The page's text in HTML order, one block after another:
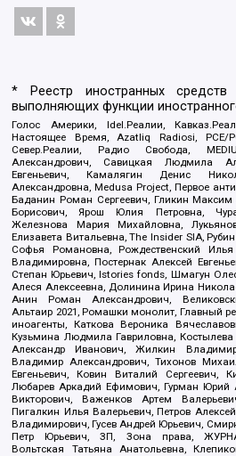
* Реестр иностранных средств
выполняющих функции
Голос Америки, Idel.Реалии,
Настоящее Время, Azatliq Radiosi, PCE/
Север.Реалии, Радио Свобода,
Александрович, Савицкая Людмила
Евгеньевич, Камалягин Денис
Александровна, Medusa Project, Первое
Баданин Роман Сергеевич, Гликин
Борисович, Ярош Юлия Петровна,
Железнова Мария Михайловна,
Елизавета Витальевна, The Insider SIA,
Софья Романовна, Рождественский
Владимировна, Постернак Алексей
Степан Юрьевич, Istories fonds, Шмагун
Алеся Алексеевна, Долинина Ирина
Анин Роман Александрович,
Альтаир 2021, Ромашки монолит, Главный
иноагенты, Каткова Вероника
Кузьмина Людмила Гавриловна,
Александр Иванович, Жилкин
Владимир Александрович, Тихонов
Евгеньевич, Ковин Виталий Сергеевич,
Любарев Аркадий Ефимович, Гурман Юрий
Викторович, Важенков Артем
Пигалкин Илья Валерьевич, Петров
Владимирович, Гусев Андрей Юрьевич,
Петр Юрьевич, ЗП, Зона права,
Вольтская Татьяна Анатольевна,